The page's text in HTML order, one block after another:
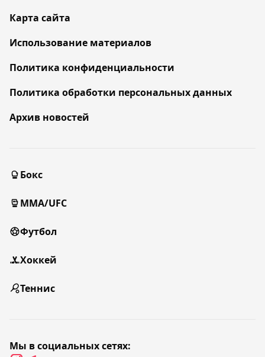
Карта сайта
Использование материалов
Политика конфиденциальности
Политика обработки персональных данных
Архив новостей
Бокс
MMA/UFC
Футбол
Хоккей
Теннис
Мы в социальных сетях: